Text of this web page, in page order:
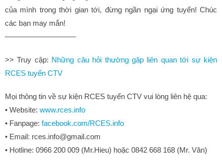
của mình trong thời gian tới, đừng ngần ngại ứng tuyển! Chúc
các bạn may mắn!
————————–—
>> Truy cập: Những câu hỏi thường gặp liên quan tới sự kiện
RCES tuyển CTV
Mọi thông tin về sự kiện RCES tuyển CTV vui lòng liên hệ qua:
• Website: www.rces.info
• Fanpage: facebook.com/RCES.info
• Email: rces.info@gmail.com
• Hotline: 0966 200 009 (Mr.Hieu) hoặc 0842 668 168 (Mr. Văn)